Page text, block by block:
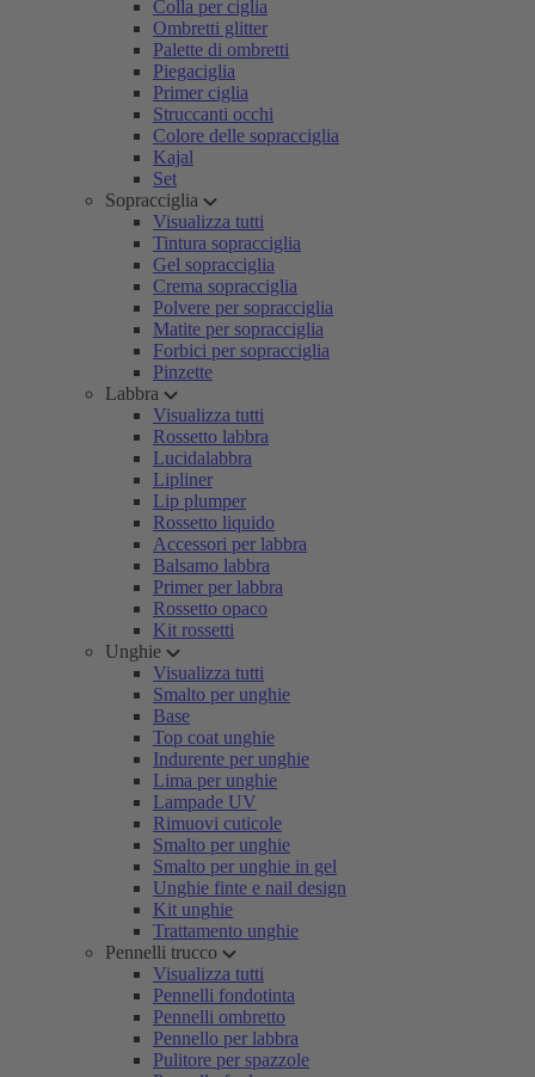
Colla per ciglia
Ombretti glitter
Palette di ombretti
Piegaciglia
Primer ciglia
Struccanti occhi
Colore delle sopracciglia
Kajal
Set
Sopracciglia
Visualizza tutti
Tintura sopracciglia
Gel sopracciglia
Crema sopracciglia
Polvere per sopracciglia
Matite per sopracciglia
Forbici per sopracciglia
Pinzette
Labbra
Visualizza tutti
Rossetto labbra
Lucidalabbra
Lipliner
Lip plumper
Rossetto liquido
Accessori per labbra
Balsamo labbra
Primer per labbra
Rossetto opaco
Kit rossetti
Unghie
Visualizza tutti
Smalto per unghie
Base
Top coat unghie
Indurente per unghie
Lima per unghie
Lampade UV
Rimuovi cuticole
Smalto per unghie
Smalto per unghie in gel
Unghie finte e nail design
Kit unghie
Trattamento unghie
Pennelli trucco
Visualizza tutti
Pennelli fondotinta
Pennelli ombretto
Pennello per labbra
Pulitore per spazzole